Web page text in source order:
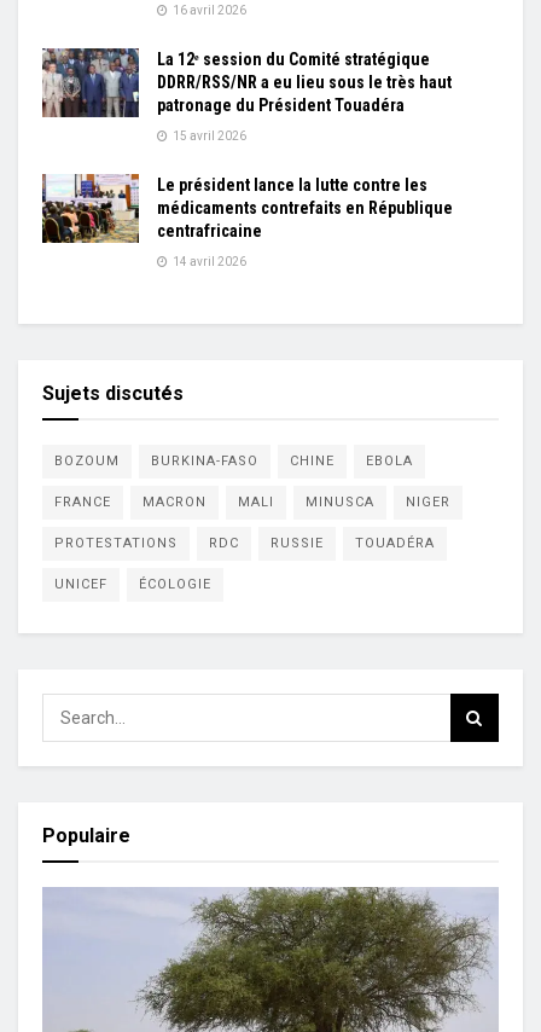
16 avril 2026
La 12ᵉ session du Comité stratégique
DDRR/RSS/NR a eu lieu sous le très haut
patronage du Président Touadéra
15 avril 2026
Le président lance la lutte contre les
médicaments contrefaits en République
centrafricaine
14 avril 2026
Sujets discutés
BOZOUM BURKINA-FASO CHINE EBOLA
FRANCE MACRON MALI MINUSCA NIGER
PROTESTATIONS RDC RUSSIE TOUADÉRA
UNICEF ÉCOLOGIE
Populaire